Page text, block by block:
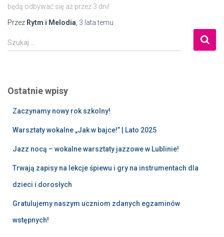
będą odbywać się aż przez 3 dni!
Przez Rytm i Melodia 3 latatemu
Szukaj …
Ostatnie wpisy
Zaczynamy nowy rok szkolny!
Warsztaty wokalne „Jak w bajce!” | Lato 2025
Jazz nocą – wokalne warsztaty jazzowe w Lublinie!
Trwają zapisy na lekcje śpiewu i gry na instrumentach dla
dzieci i dorosłych
Gratulujemy naszym uczniom zdanych egzaminów
wstępnych!